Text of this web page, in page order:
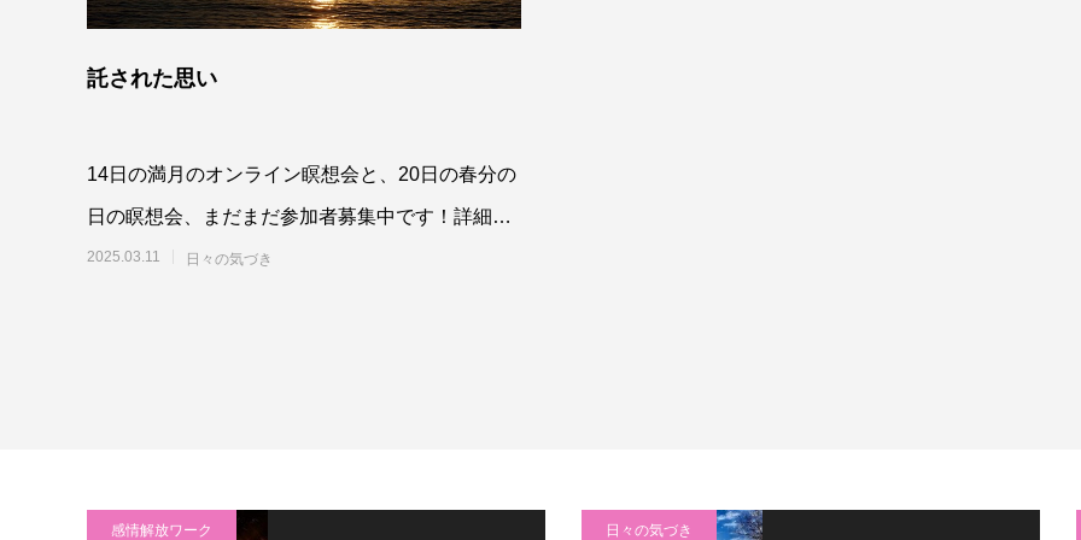
託された思い
14日の満月のオンライン瞑想会と、20日の春分の
日の瞑想会、まだまだ参加者募集中です！詳細、
お申込みはこちらから。⇒満月のオンライ
2025.03.11 日々の気づき
感情解放ワーク 日々の気づき